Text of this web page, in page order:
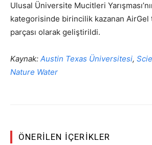
Ulusal Üniversite Mucitleri
kategorisinde birincilik kazanan
parçası olarak geliştirildi.
Kaynak: Austin Texas Üniversitesi,
Nature Water
ÖNERILEN İÇERIKLER